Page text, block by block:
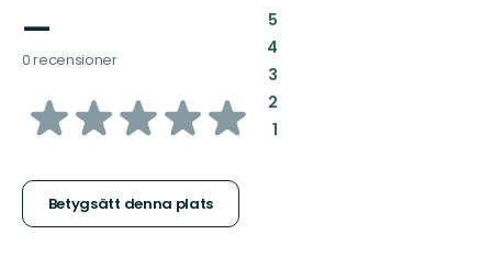
—
0 recensioner
av
stjärnor
Betygsätt denna plats
5:
4:
3:
2:
1: